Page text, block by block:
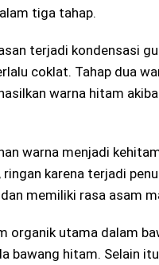
tiga tahap.
terjadi kondensasi
coklat. Tahap dua
warna hitam
warna menjadi
karena terjadi
memiliki rasa asam
organik utama dalam
bawang hitam. Selain